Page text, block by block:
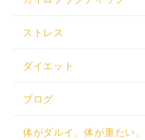
ストレス
ダイエット
ブログ
体がダルイ、体が重たい